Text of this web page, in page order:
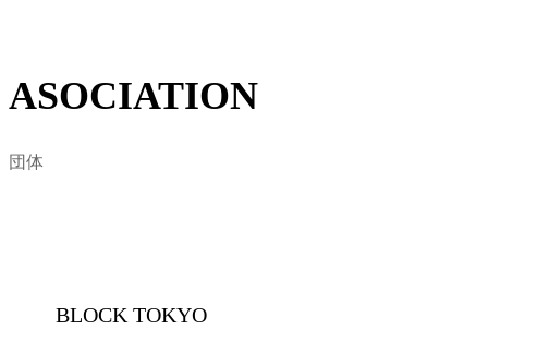
ASOCIATION
団体
BLOCK TOKYO